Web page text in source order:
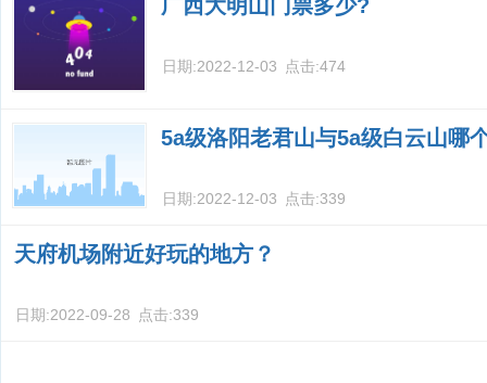
广西大明山门票多少?
日期:2022-12-03 点击:474
5a级洛阳老君山与5a级白云山哪
日期:2022-12-03 点击:339
天府机场附近好玩的地方？
日期:2022-09-28 点击:339